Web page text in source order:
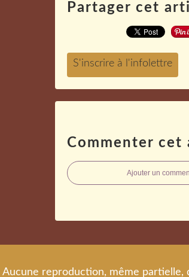
Partager cet
Commenter cet
Ajouter un
Aucune reproduction, même